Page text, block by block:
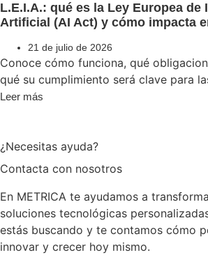
L.E.I.A.: qué es la Ley Europea de
Artificial (AI Act) y cómo impacta
21 de julio de 2026
Conoce cómo funciona, qué
qué su cumplimiento será clave para
Leer más
¿Necesitas ayuda?
Contacta con nosotros
En METRICA te ayudamos a
soluciones tecnológicas
estás buscando y te contamos cómo
innovar y crecer hoy mismo.